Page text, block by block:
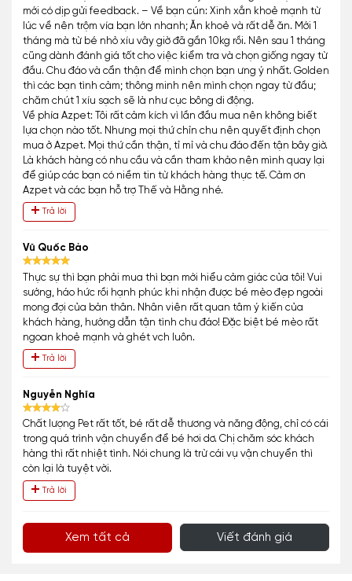
mới có dịp gửi feedback. – Về bạn cún: Xinh xắn khoẻ mạnh từ
lúc về nên trộm vía bạn lớn nhanh; Ăn khoẻ và rất dễ ăn. Mới 1
tháng mà từ bé nhỏ xíu vây giờ đã gần 10kg rồi. Nên sau 1 tháng
cũng dành đánh giá tốt cho việc kiểm tra và chọn giống ngay từ
đầu. Chu đáo và cẩn thận để mình chọn bạn ưng ý nhất. Golden
thì các bạn tình cảm; thông minh nên mình chọn ngay từ đầu;
chăm chút 1 xíu sạch sẽ là như cục bông di động.
Về phía Azpet: Tôi rất cảm kích vì lần đầu mua nên không biết
lựa chọn nào tốt. Nhưng mọi thứ chỉn chu nên quyết định chọn
mua ở Azpet. Mọi thứ cần thận, tỉ mỉ và chu đáo đến tận bây giờ.
Là khách hàng có nhu cầu và cần tham khảo nên mình quay lại
để giúp các bạn có niềm tin từ khách hàng thực tế. Cảm ơn
Azpet và các bạn hỗ trợ Thế và Hằng nhé.
Trả lời
Vũ Quốc Bảo
Thực sự thì bạn phải mua thì bạn mới hiểu cảm giác của tôi! Vui
sướng, háo hức rồi hạnh phúc khi nhận được bé mèo đẹp ngoài
mong đợi của bản thân. Nhân viên rất quan tâm ý kiến của
khách hàng, hướng dẫn tận tình chu đáo! Đặc biệt bé mèo rất
ngoan khoẻ mạnh và ghét vch luôn.
Trả lời
Nguyễn Nghĩa
Chất lượng Pet rất tốt, bé rất dễ thương và năng động, chỉ có cái
trong quá trình vận chuyển để bé hơi dơ. Chị chăm sóc khách
hàng thì rất nhiệt tình. Nói chung là trừ cái vụ vận chuyển thì
còn lại là tuyệt vời.
Trả lời
Xem tất cả Viết đánh giá